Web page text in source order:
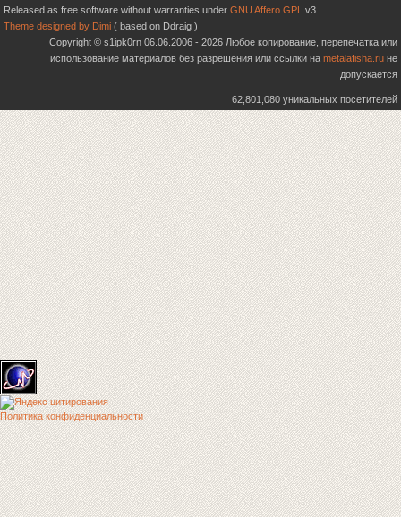
Released as free software without warranties under GNU Affero GPL v3.
Theme designed by Dimi ( based on Ddraig )
Copyright © s1ipk0rn 06.06.2006 - 2026 Любое копирование, перепечатка или
использование материалов без разрешения или ссылки на metalafisha.ru не
допускается
62,801,080 уникальных посетителей
Политика конфиденциальности